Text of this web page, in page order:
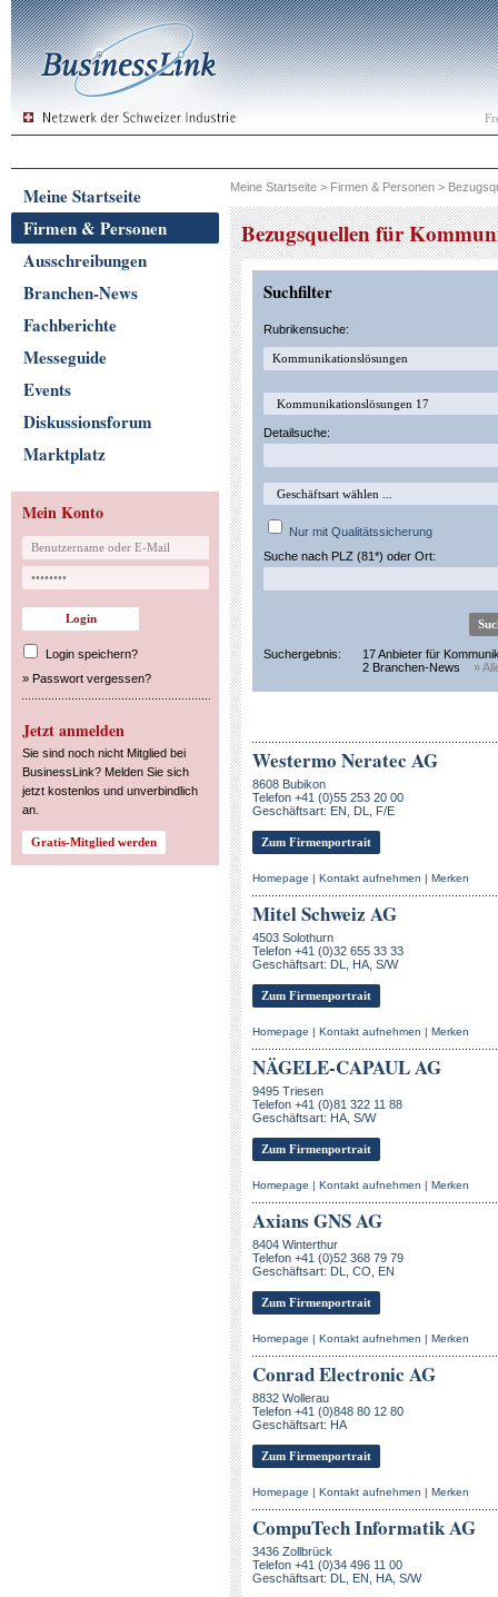
Meine Startseite
Firmen & Personen
Ausschreibungen
Branchen-News
Fachberichte
Messeguide
Events
Diskussionsforum
Marktplatz
Mein Konto
Login speichern?
» Passwort vergessen?
Jetzt anmelden
Sie sind noch nicht Mitglied bei
BusinessLink? Melden Sie sich
jetzt kostenlos und unverbindlich
an.
Meine Startseite > Firmen & Personen >
Bezugsquellen für
Suchfilter
Rubrikensuche:
Detailsuche:
Nur mit Qualitätssicherung
Suche nach PLZ (81*) oder Ort:
Suchergebnis:
17 Anbieter für
2 Branchen-News
»
Westermo Neratec AG
8608 Bubikon
Telefon +41 (0)55 253 20 00
Geschäftsart: EN, DL, F/E
Zum Firmenportrait
Homepage | Kontakt aufnehmen | Merken
Mitel Schweiz AG
4503 Solothurn
Telefon +41 (0)32 655 33 33
Geschäftsart: DL, HA, S/W
Zum Firmenportrait
Homepage | Kontakt aufnehmen | Merken
NÄGELE-CAPAUL AG
9495 Triesen
Telefon +41 (0)81 322 11 88
Geschäftsart: HA, S/W
Zum Firmenportrait
Homepage | Kontakt aufnehmen | Merken
Axians GNS AG
8404 Winterthur
Telefon +41 (0)52 368 79 79
Geschäftsart: DL, CO, EN
Zum Firmenportrait
Homepage | Kontakt aufnehmen | Merken
Conrad Electronic AG
8832 Wollerau
Telefon +41 (0)848 80 12 80
Geschäftsart: HA
Zum Firmenportrait
Homepage | Kontakt aufnehmen | Merken
CompuTech Informatik AG
3436 Zollbrück
Telefon +41 (0)34 496 11 00
Geschäftsart: DL, EN, HA, S/W